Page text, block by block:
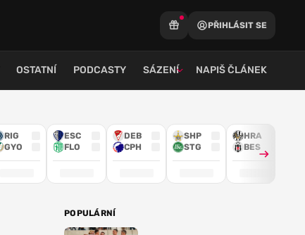
PŘIHLÁSIT SE
OSTATNÍ PODCASTY SÁZENÍ NAPIŠ ČLÁNEK
RIG
GYO
ESC
FLO
DEB
CPH
SHP
STG
HRA
BES
POPULÁRNÍ